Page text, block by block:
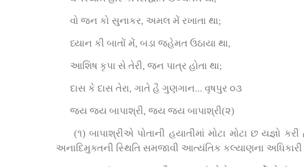
વો જન કો સુનાકર, અમલ મેં રખાતા થા;
ધ્યાન કી બાતોં મેં, બડા જહેમત ઉઠાયા થા,
આશિષ કૃપા સે તેરી, જન પાત્ર હોતા થા;
દાસ કે દાસ તેરા, ગાતે હૈ ગુણગાન... વૃષપુર ૦૩
જય જય બાપાશ્રી, જય જય બાપાશ્રી(૨)
અનાદિમુક્તની સ્થિતિ સમજાવી આત્યંતિક કલ્યાણના અધિકારી